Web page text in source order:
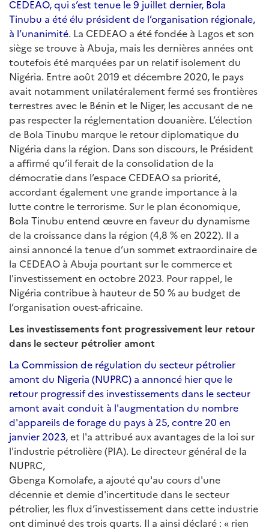
CEDEAO, qui s’est tenue le 9 juillet dernier, Bola
Tinubu a été élu président de l’organisation régionale,
à l’unanimité. La CEDEAO a été fondée à Lagos et son
siège se trouve à Abuja, mais les dernières années ont
toutefois été marquées par un relatif isolement du
Nigéria. Entre août 2019 et décembre 2020, le pays
avait notamment unilatéralement fermé ses frontières
terrestres avec le Bénin et le Niger, les accusant de ne
pas respecter la réglementation douanière. L’élection
de Bola Tinubu marque le retour diplomatique du
Nigéria dans la région. Dans son discours, le Président
a affirmé qu’il ferait de la consolidation de la
démocratie dans l’espace CEDEAO sa priorité,
accordant également une grande importance à la
lutte contre le terrorisme. Sur le plan économique,
Bola Tinubu entend œuvre en faveur du dynamisme
de la croissance dans la région (4,8 % en 2022). Il a
ainsi annoncé la tenue d’un sommet extraordinaire de
la CEDEAO à Abuja pourtant sur le commerce et
l'investissement en octobre 2023. Pour rappel, le
Nigéria contribue à hauteur de 50 % au budget de
l’organisation ouest-africaine.
Les investissements font progressivement leur retour
dans le secteur pétrolier amont
La Commission de régulation du secteur pétrolier
amont du Nigeria (NUPRC) a annoncé hier que le
retour progressif des investissements dans le secteur
amont avait conduit à l'augmentation du nombre
d'appareils de forage du pays à 25, contre 20 en
janvier 2023, et l'a attribué aux avantages de la loi sur
l'industrie pétrolière (PIA). Le directeur général de la
NUPRC,
Gbenga Komolafe, a ajouté qu'au cours d'une
décennie et demie d'incertitude dans le secteur
pétrolier, les flux d’investissement dans cette industrie
ont diminué des trois quarts. Il a ainsi déclaré : « rien